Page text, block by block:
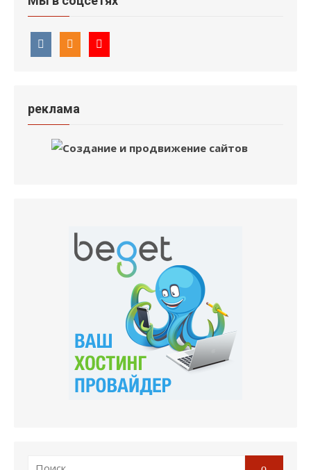
реклама
Поиск Поиск